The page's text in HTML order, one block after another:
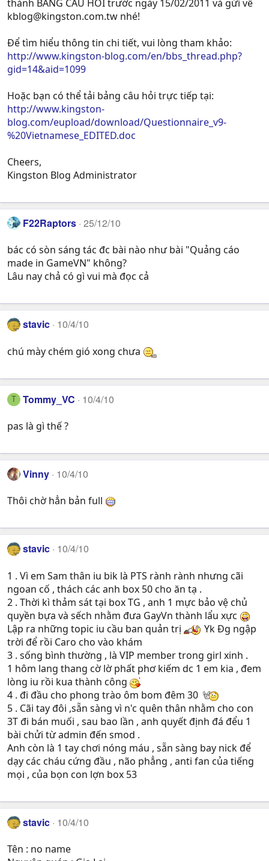
thành BẢNG CÂU HỎI trước ngày 15/02/2011 và gửi về
kblog@kingston.com.tw nhé!
Để tìm hiểu thông tin chi tiết, vui lòng tham khảo:
http://www.kingston-blog.com/en/bbs_thread.php?
gid=14&aid=1099
Hoặc bạn có thể tải bảng câu hỏi trực tiếp tại:
http://www.kingston-
blog.com/eupload/download/Questionnaire_v9-
%20Vietnamese_EDITED.doc
Cheers,
Kingston Blog Administrator
F22Raptors 25/12/10
bác có sòn sáng tác đc bài nào như bài "Quảng cáo
made in GameVN" không?
Lâu nay chả có gì vui mà đọc cả
stavic 10/4/10
chú mày chém gió xong chưa
T Tommy_VC 10/4/10
pas là gì thế ?
Vinny 10/4/10
Thôi chờ hẳn bản full
stavic 10/4/10
1 . Vì em Sam thân iu bik là PTS rành rành nhưng cãi
ngoan cố , thách các anh box 50 cho ăn tạ .
2 . Thời kì thảm sát tại box TG , anh 1 mực bảo vệ chủ
quyền bựa và sếch nhằm đưa GayVn thành lẩu xực
Lập ra những topic iu cầu ban quản trị
Yk Đg ngập
trời để rồi Caro cho vào khám
3 . sống bình thường , là VIP member trong girl xinh .
1 hôm lang thang cờ lờ phất phơ kiếm dc 1 em kia , đem
lòng iu rồi kua thành công
4 . đi đầu cho phong trào ôm bom đêm 30
5 . Cãi tay đôi ,sẵn sàng vì n'c quên thân nhằm cho con
3T đi bán muối , sau bao lần , anh quyết định đá đểu 1
bài chửi từ admin đến smod .
Anh còn là 1 tay chơi nóng máu , sẵn sàng bay nick để
dạy các cháu cứng đầu , não phẳng , anti fan của tiếng
mọi , của bọn con lợn box 53
stavic 10/4/10
Tên : no name